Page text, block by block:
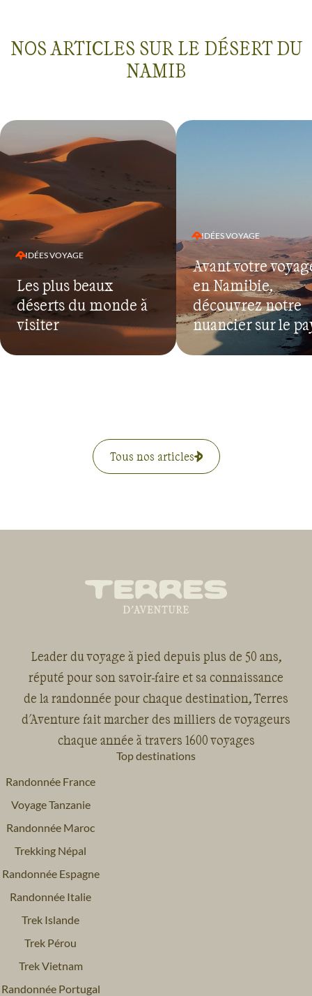
NOS ARTICLES SUR LE DÉSERT DU
NAMIB
IDÉES VOYAGE
Les plus beaux
déserts du monde à
visiter
IDÉES VOYAGE
Avant votre
en Namibie,
découvrez notre
nuancier sur le
Tous nos articles
Leader du voyage à pied depuis plus de 50 ans,
réputé pour son savoir-faire et sa connaissance
de la randonnée pour chaque destination, Terres
d'Aventure fait marcher des milliers de voyageurs
chaque année à travers 1600 voyages
Top destinations
Randonnée France
Voyage Tanzanie
Randonnée Maroc
Trekking Népal
Randonnée Espagne
Randonnée Italie
Trek Islande
Trek Pérou
Trek Vietnam
Randonnée Portugal